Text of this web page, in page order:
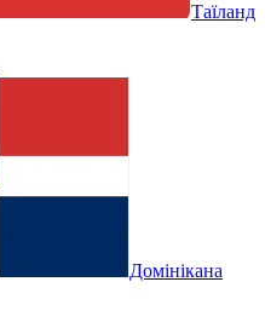
Таїланд
Домінікана